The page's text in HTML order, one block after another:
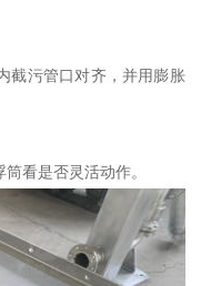
截污管口对齐，并用膨胀
看是否灵活动作。